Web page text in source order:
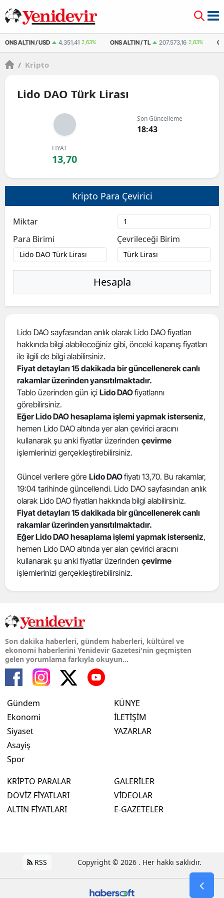
ONS ALTIN / USD 4.351,41 2,63% ONS ALTIN / TL 207.573,16 2,83%
/ Kripto
Lido DAO Türk Lirası
Son Güncelleme
18:43
FİYAT
13,70
Kripto Para Çevirici
Miktar
Para Birimi
Çevrileceği Birim
Hesapla
Lido DAO sayfasından anlık olarak Lido DAO fiyatları
hakkında bilgi alabileceğiniz gibi, önceki kapanış fiyatları
ile ilgili de bilgi alabilirsiniz.
Fiyat detayları 15 dakikada bir güncellenerek canlı
rakamlar üzerinden yansıtılmaktadır.
Tablo üzerinden gün içi Lido DAOfiyatlarını
görebilirsiniz.
Eğer Lido DAO hesaplama işlemi yapmak isterseniz,
hemen Lido DAO altında yer alan çevirici aracını
kullanarak şu anki fiyatlar üzerinden çevirme
işlemlerinizi gerçekleştirebilirsiniz.
Güncel verilere göre Lido DAOfiyatı 13,70. Bu rakamlar,
19:04 tarihinde güncellendi. Lido DAO sayfasından anlık
olarak Lido DAO fiyatları hakkında bilgi alabilirsiniz.
Fiyat detayları 15 dakikada bir güncellenerek canlı
rakamlar üzerinden yansıtılmaktadır.
Eğer Lido DAO hesaplama işlemi yapmak isterseniz,
hemen Lido DAO altında yer alan çevirici aracını
kullanarak şu anki fiyatlar üzerinden çevirme
işlemlerinizi gerçekleştirebilirsiniz.
Son dakika haberleri, gündem haberleri, kültürel ve
ekonomi haberlerini Yenidevir Gazetesi'nin geçmişten
gelen yorumlama farkıyla okuyun...
Gündem
Ekonomi
Siyaset
Asayiş
Spor
KÜNYE
İLETİŞİM
YAZARLAR
KRİPTO PARALAR
DÖVİZ FİYATLARI
ALTIN FİYATLARI
GALERİLER
VİDEOLAR
E-GAZETELER
RSS Copyright © 2026 . Her hakkı saklıdır.